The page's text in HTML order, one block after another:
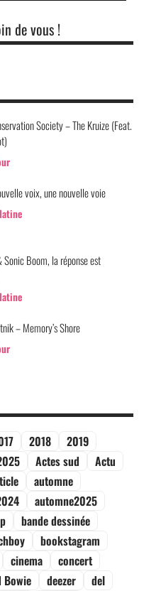
de vous !
Society – The Kruize (Feat.
voix, une nouvelle voie
Sonic Boom, la réponse est
– Memory’s Shore
2018
2019
Actes sud
Actu
automne
automne2025
bande dessinée
bookstagram
cinema
concert
Bowie deezer
del